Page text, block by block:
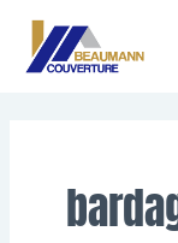
Aller